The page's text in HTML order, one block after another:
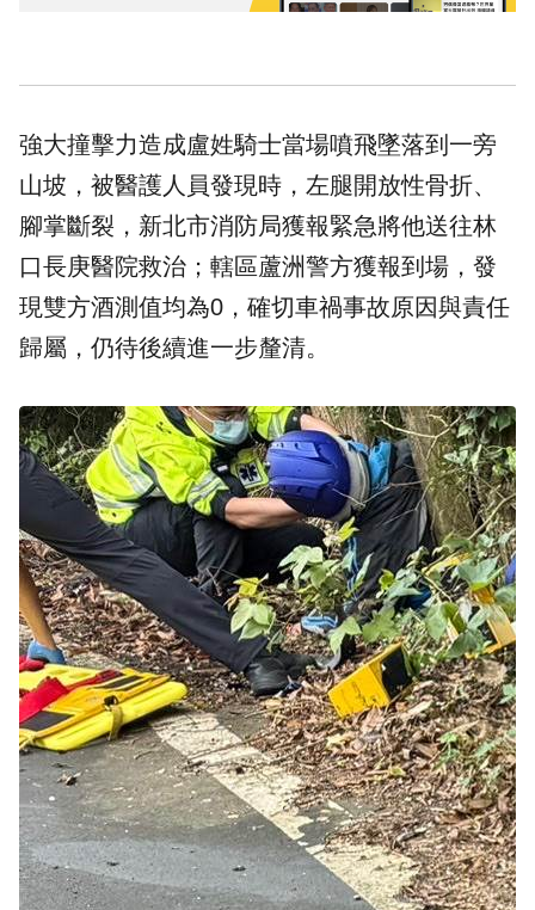
強大撞擊力造成盧姓騎士當場噴飛墜落到一旁
山坡，被醫護人員發現時，左腿開放性骨折、
腳掌斷裂，新北市消防局獲報緊急將他送往林
口長庚醫院救治；轄區蘆洲警方獲報到場，發
現雙方酒測值均為0，確切車禍事故原因與責任
歸屬，仍待後續進一步釐清。